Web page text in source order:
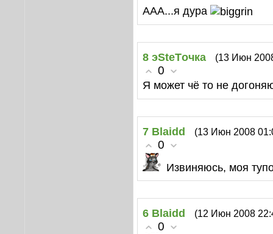
ААА...я дура
8 эSteTочка (13 Июн
0
Я может чё то не
7 Blaidd (13 Июн 2008
0
Извиняюсь, моя
6 Blaidd (12 Июн 2008
0